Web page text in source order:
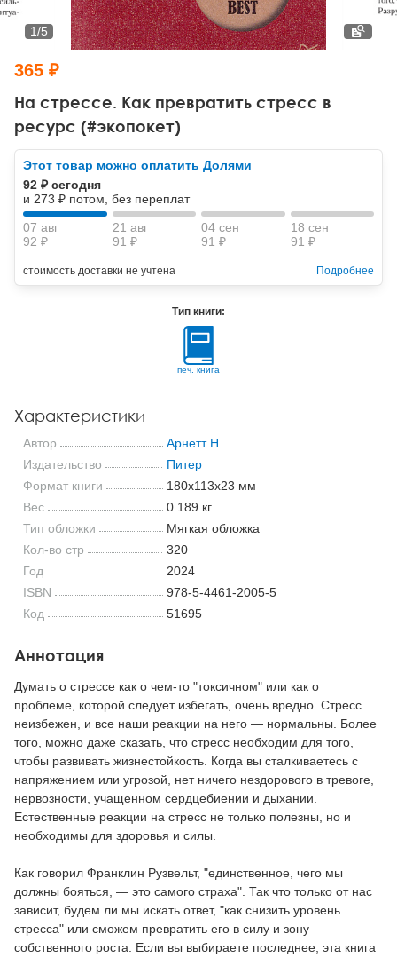
Тревожные расстройства, панические атаки
Психодрама
Другие направления психотерапии
Классический, эриксоновский гипноз и НЛП
НЛП
Психология труда и эргономика
Социальная психология
Социальная и организационная психология
Классический и юнгианский психоанализ
На стрессе. Как превратить стресс в
ресурс (#экопокет)
1/5
365 ₽
Этот товар можно оплатить Долями
92 ₽ сегодня
и 273 ₽ потом, без переплат
07 авг
92 ₽
21 авг
91 ₽
04 сен
91 ₽
18 сен
91 ₽
стоимость доставки не учтена Подробнее
Тип книги:
печ. книга
Характеристики
Автор
Арнетт Н.
Издательство
Питер
Формат книги
180x113x23 мм
Вес
0.189 кг
Тип обложки
Мягкая обложка
Кол-во стр
320
Год
2024
ISBN
978-5-4461-2005-5
Код
51695
Аннотация
Думать о стрессе как о чем-то "токсичном" или как о
проблеме, которой следует избегать, очень вредно. Стресс
неизбежен, и все наши реакции на него — нормальны. Более
того, можно даже сказать, что стресс необходим для того,
чтобы развивать жизнестойкость. Когда вы сталкиваетесь с
напряжением или угрозой, нет ничего нездорового в тревоге,
нервозности, учащенном сердцебиении и дыхании.
Естественные реакции на стресс не только полезны, но и
необходимы для здоровья и силы.
Как говорил Франклин Рузвельт, "единственное, чего мы
должны бояться, — это самого страха". Так что только от нас
зависит, будем ли мы искать ответ, "как снизить уровень
стресса" или сможем превратить его в силу и зону
собственного роста. Если вы выбираете последнее, эта книга